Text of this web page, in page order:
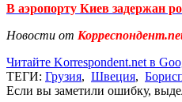
В аэропорту Киев задержан
Новости от
Читайте Korrespondent.net в
ТЕГИ: Грузия, Швеция,
Если вы заметили ошибку,